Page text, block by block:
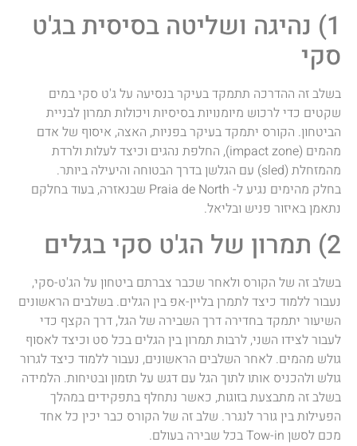
1) נהיגה ושליטה בסיסית בג'ט
סקי
בשלב זה ההדרכה תתמקד בעיקר בנסיעה על ג'ט סקי במים
שקטים כדי לרכוש מיומנויות בסיסיות ויכולות תמרון לבניית
הביטחון. הקורס יתמקד בעיקר בפניות, האצה, איסוף של אדם
מהמים (impact zone), החלפת נהגים וכיצד לעלות ולרדת
מהמזחלת (sled) עם הגלשן בדרך הבטוחה והיעילה ביותר.
בחלק מהימים נגיע ל- Praia de North שבנאזרה, בעוד בחלקם
נתאמן באיזור פניש ובליאל.
2) תמרון של הג'ט סקי בגלים
בשלב זה של הקורס ולאחר שכבר צברתם ביטחון על הג'ט-סקי,
נעבור ללמוד כיצד לתמרן בליין-אפ בין הגלים. בשלבים הראשונים
השיעור יתמקד בחדירה דרך השבירה של הגל, דרך הקצף כדי
לעבור לצידו השני, לרבות תמרון בין הגלים בכל סט וכיצד לאסוף
גולש מהמים. לאחר השלבים הראשונים, נעבור ללמוד כיצד לגרור
גולש ולהכניס אותו לתוך הגל עם דגש על תזמון ובטיחות. הלמידה
בשלב זה מתבצעת בזוגות, כאשר נתחלף בתפקידים במהלך
הפעילות בין גורר לנגרר. שלב זה של הקורס כבר יכין כל אחד
מכם לסשן Tow-in בכל שבירה בעולם.